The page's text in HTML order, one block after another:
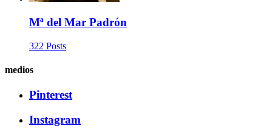
Mª del Mar Padrón
322 Posts
medios
Pinterest
Instagram